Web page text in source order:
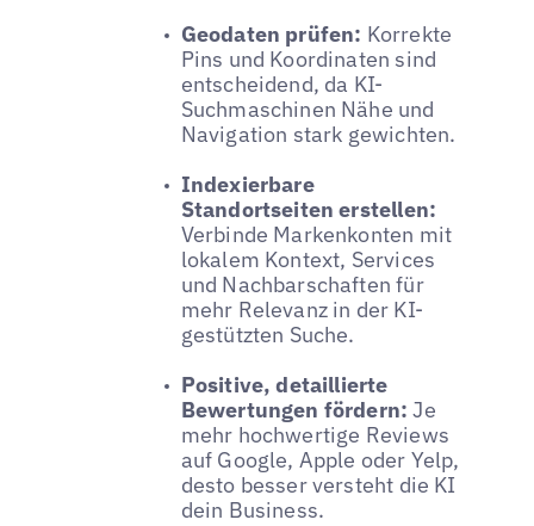
Geodaten prüfen: Korrekte
Pins und Koordinaten sind
entscheidend, da KI-
Suchmaschinen Nähe und
Navigation stark gewichten.
Indexierbare
Standortseiten erstellen:
Verbinde Markenkonten mit
lokalem Kontext, Services
und Nachbarschaften für
mehr Relevanz in der KI-
gestützten Suche.
Positive, detaillierte
Bewertungen fördern:Je
mehr hochwertige Reviews
auf Google, Apple oder Yelp,
desto besser versteht die KI
dein Business.